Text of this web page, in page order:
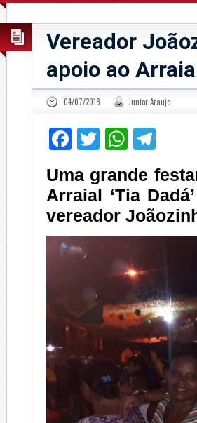
Vereador
apoio ao
04/07/2018 Junior Araujo
Facebook
Twitter
Uma grande
Arraial ‘Tia
vereador